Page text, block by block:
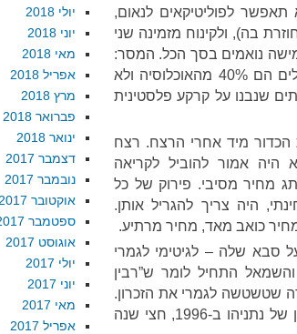
לפוליטיקאים לנאום,
בה), ולקינוח מזמינה שני
נואמים בסך הכל. המסר:
אחדות. וכדי לזייף אחדות, נעמיד פנים שהמתנחלים הם 40% מהאוכלוסיה ולא
שנבנו על קרקע פלסטינית
מיד אחרי הרצח. רצח
היה אמור להוביל לקריאה
מחיר מסיבי. פירוק של כל
היה צריך להגריל אותן.
כואב מאד, מחיר מרתיע.
סבא שלה – לגיטימי לגמרי
התחיל לומר ש”רבין
שטשטשה לגמרי את הזכרון.
התפיסה של “רצח השלום” התגברה אחרי הנצחון של נתניהו ב-1996, חצי שנה
יולי 2018
יוני 2018
מאי 2018
אפריל 2018
מרץ 2018
פברואר 2018
ינואר 2018
דצמבר 2017
נובמבר 2017
אוקטובר 2017
ספטמבר 2017
אוגוסט 2017
יולי 2017
יוני 2017
מאי 2017
אפריל 2017